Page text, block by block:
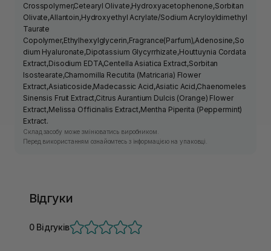
Crosspolymer,Cetearyl Olivate,Hydroxyacetophenone,Sorbitan
Olivate,Allantoin,Hydroxyethyl Acrylate/Sodium Acryloyldimethyl
Taurate
Copolymer,Ethylhexylglycerin,Fragrance(Parfum),Adenosine,So
dium Hyaluronate,Dipotassium Glycyrrhizate,Houttuynia Cordata
Extract,Disodium EDTA,Centella Asiatica Extract,Sorbitan
Isostearate,Chamomilla Recutita (Matricaria) Flower
Extract,Asiaticoside,Madecassic Acid,Asiatic Acid,Chaenomeles
Sinensis Fruit Extract,Citrus Aurantium Dulcis (Orange) Flower
Extract,Melissa Officinalis Extract,Mentha Piperita (Peppermint)
Extract.
Склад засобу може змінюватись виробником.
Перед використанням ознайомтесь з інформацією на упаковці.
Відгуки
0 Відгуків